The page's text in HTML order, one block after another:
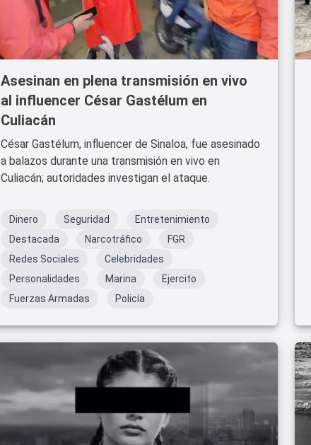
Asesinan en plena transmisión en vivo
al influencer César Gastélum en
Culiacán
César Gastélum, influencer de Sinaloa, fue asesinado
a balazos durante una transmisión en vivo en
Culiacán; autoridades investigan el ataque.
Dinero Seguridad
Entretenimiento
Destacada
Narcotráfico
FGR
Redes Sociales
Celebridades
Personalidades
Marina
Ejercito
Fuerzas Armadas
Policía